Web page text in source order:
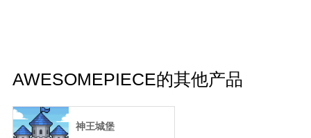
AWESOMEPIECE的其他产品
神王城堡